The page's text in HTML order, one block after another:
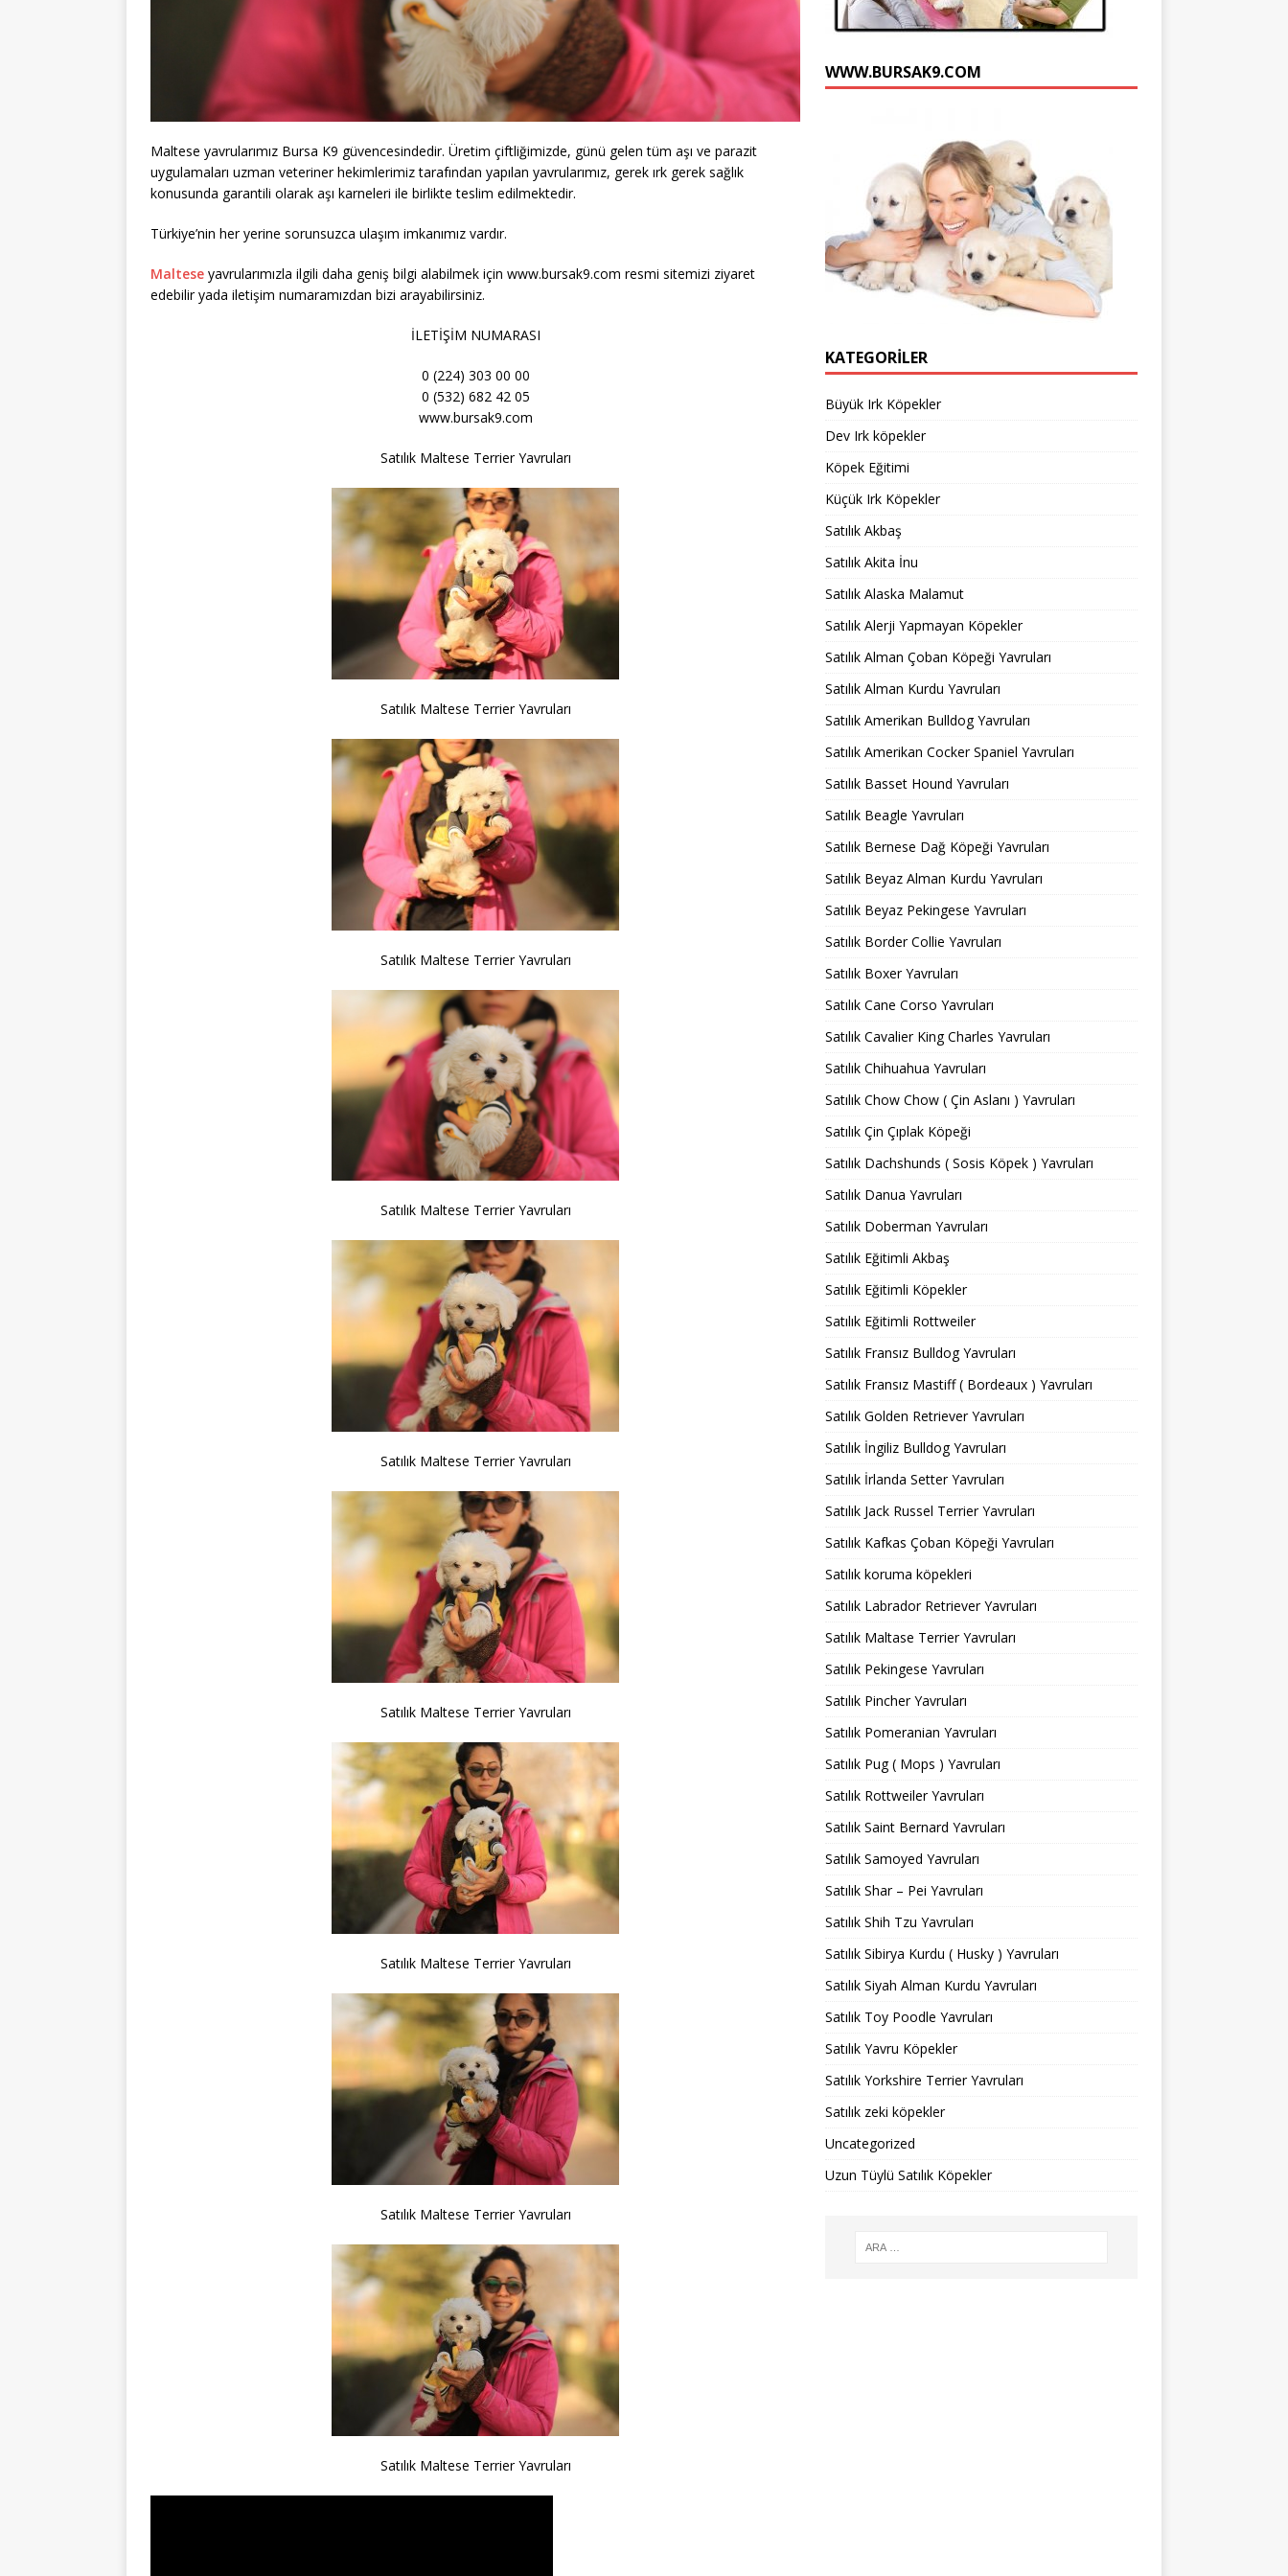
Maltese yavrularımız Bursa K9 güvencesindedir. Üretim çiftliğimizde, günü gelen tüm aşı ve parazit
uygulamaları uzman veteriner hekimlerimiz tarafından yapılan yavrularımız, gerek ırk gerek sağlık
konusunda garantili olarak aşı karneleri ile birlikte teslim edilmektedir.
Türkiye’nin her yerine sorunsuzca ulaşım imkanımız vardır.
Maltese yavrularımızla ilgili daha geniş bilgi alabilmek için www.bursak9.com resmi sitemizi ziyaret
edebilir yada iletişim numaramızdan bizi arayabilirsiniz.
İLETİŞİM NUMARASI
0 (224) 303 00 00
0 (532) 682 42 05
www.bursak9.com
Satılık Maltese Terrier Yavruları
Satılık Maltese Terrier Yavruları
Satılık Maltese Terrier Yavruları
Satılık Maltese Terrier Yavruları
Satılık Maltese Terrier Yavruları
Satılık Maltese Terrier Yavruları
Satılık Maltese Terrier Yavruları
Satılık Maltese Terrier Yavruları
Satılık Maltese Terrier Yavruları
n
l
WWW.BURSAK9.COM
KATEGORILER
Büyük Irk Köpekler
Dev Irk köpekler
Köpek Eğitimi
Küçük Irk Köpekler
Satılık Akbaş
Satılık Akita İnu
Satılık Alaska Malamut
Satılık Alerji Yapmayan Köpekler
Satılık Alman Çoban Köpeği Yavruları
Satılık Alman Kurdu Yavruları
Satılık Amerikan Bulldog Yavruları
Satılık Amerikan Cocker Spaniel Yavruları
Satılık Basset Hound Yavruları
Satılık Beagle Yavruları
Satılık Bernese Dağ Köpeği Yavruları
Satılık Beyaz Alman Kurdu Yavruları
Satılık Beyaz Pekingese Yavruları
Satılık Border Collie Yavruları
Satılık Boxer Yavruları
Satılık Cane Corso Yavruları
Satılık Cavalier King Charles Yavruları
Satılık Chihuahua Yavruları
Satılık Chow Chow ( Çin Aslanı ) Yavruları
Satılık Çin Çıplak Köpeği
Satılık Dachshunds ( Sosis Köpek ) Yavruları
Satılık Danua Yavruları
Satılık Doberman Yavruları
Satılık Eğitimli Akbaş
Satılık Eğitimli Köpekler
Satılık Eğitimli Rottweiler
Satılık Fransız Bulldog Yavruları
Satılık Fransız Mastiff ( Bordeaux ) Yavruları
Satılık Golden Retriever Yavruları
Satılık İngiliz Bulldog Yavruları
Satılık İrlanda Setter Yavruları
Satılık Jack Russel Terrier Yavruları
Satılık Kafkas Çoban Köpeği Yavruları
Satılık koruma köpekleri
Satılık Labrador Retriever Yavruları
Satılık Maltase Terrier Yavruları
Satılık Pekingese Yavruları
Satılık Pincher Yavruları
Satılık Pomeranian Yavruları
Satılık Pug ( Mops ) Yavruları
Satılık Rottweiler Yavruları
Satılık Saint Bernard Yavruları
Satılık Samoyed Yavruları
Satılık Shar – Pei Yavruları
Satılık Shih Tzu Yavruları
Satılık Sibirya Kurdu ( Husky ) Yavruları
Satılık Siyah Alman Kurdu Yavruları
Satılık Toy Poodle Yavruları
Satılık Yavru Köpekler
Satılık Yorkshire Terrier Yavruları
Satılık zeki köpekler
Uncategorized
Uzun Tüylü Satılık Köpekler